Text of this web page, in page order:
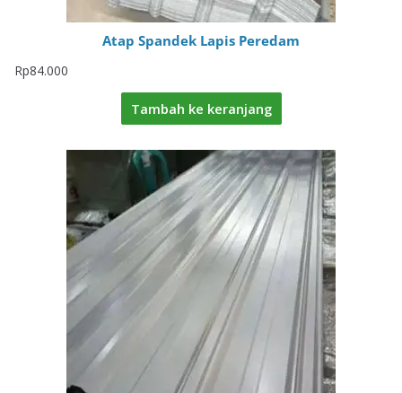
Atap Spandek Lapis Peredam
Rp84.000
Tambah ke keranjang